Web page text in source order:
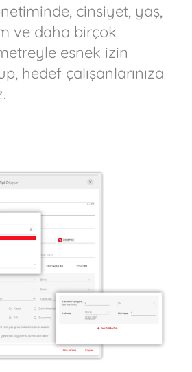
cinsiyet, yaş,
ve daha birçok
esnek izin
hedef çalışanlarınıza